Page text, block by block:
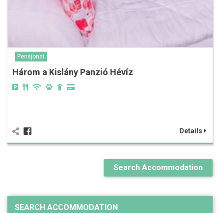
Pensjonat
Három a Kislány Panzió Hévíz
Details
Search Accommodation
SEARCH ACCOMMODATION